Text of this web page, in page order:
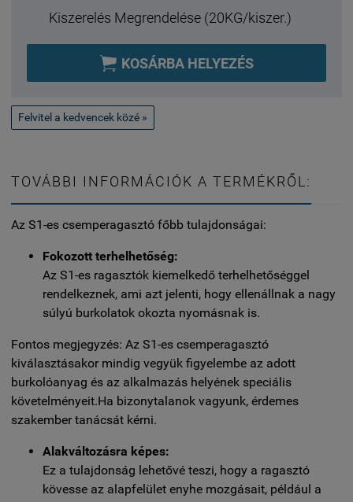
Kiszerelés Megrendelése (20KG/kiszer.)
 KOSÁRBA HELYEZÉS
Felvitel a kedvencek közé »
TOVÁBBI INFORMÁCIÓK A TERMÉKRŐL:
Az S1-es csemperagasztó főbb tulajdonságai:
Fokozott terhelhetőség:
Az S1-es ragasztók kiemelkedő terhelhetőséggel
rendelkeznek, ami azt jelenti, hogy ellenállnak a nagy
súlyú burkolatok okozta nyomásnak is.
Fontos megjegyzés: Az S1-es csemperagasztó
kiválasztásakor mindig vegyük figyelembe az adott
burkolóanyag és az alkalmazás helyének speciális
követelményeit.Ha bizonytalanok vagyunk, érdemes
szakember tanácsát kérni.
Alakváltozásra képes:
Ez a tulajdonság lehetővé teszi, hogy a ragasztó
kövesse az alapfelület enyhe mozgásait, például a